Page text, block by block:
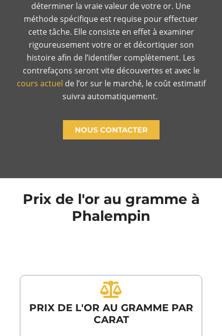
déterminer la vraie valeur de votre or. Une
méthode spécifique est requise pour effectuer
cette tâche. Elle consiste en effet à examiner
rigoureusement votre or et décortiquer son
histoire afin de l’identifier complètement. Les
contrefaçons seront vite découvertes et avec le
cours actuel de l’or sur le marché, le coût estimatif
suivra automatiquement.
NOUS CONTACTER
Prix de l'or au gramme à
Phalempin
PRIX DE L'OR AU GRAMME PAR
CARAT